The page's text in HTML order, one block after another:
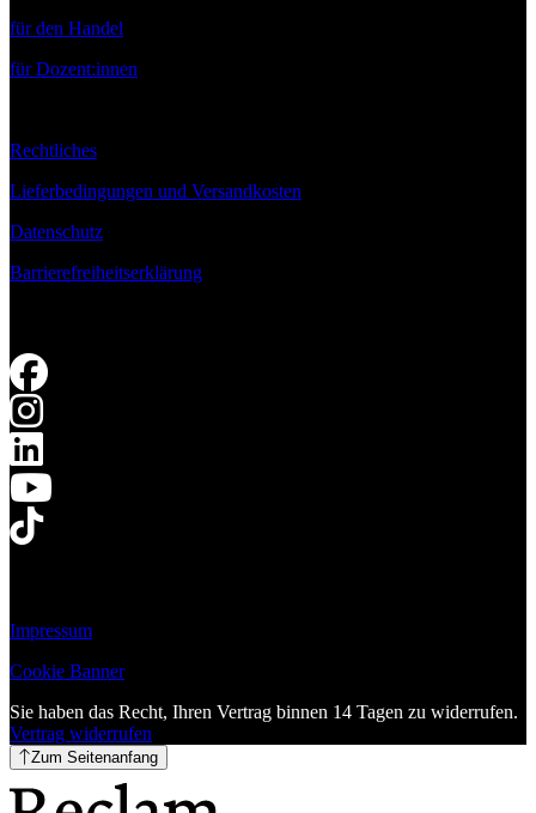
für den Handel
für Dozent:innen
Rechtliches
Lieferbedingungen und Versandkosten
Datenschutz
Barrierefreiheitserklärung
Impressum
Cookie Banner
Sie haben das Recht, Ihren Vertrag binnen 14 Tagen zu widerrufen.
Vertrag widerrufen
Zum Seitenanfang